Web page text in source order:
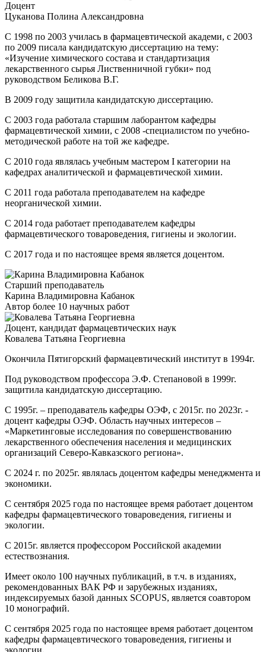
Доцент
Цуканова Полина Александровна
С 1998 по 2003 училась в фармацевтической академи, с 2003
по 2009 писала кандидатскую диссертацию на тему:
«Изучение химического состава и стандартизация
лекарственного сырья Лиственничной губки» под
руководством Беликова В.Г.
В 2009 году защитила кандидатскую диссертацию.
С 2003 года работала старшим лаборантом кафедры
фармацевтической химии, с 2008 -специалистом по учебно-
методической работе на той же кафедре.
С 2010 года являлась учебным мастером I категории на
кафедрах аналитической и фармацевтической химии.
С 2011 года работала преподавателем на кафедре
неорганической химии.
С 2014 года работает преподавателем кафедры
фармацевтического товароведения, гигиены и экологии.
С 2017 года и по настоящее время является доцентом.
Старший преподаватель
Карина Владимировна Кабанок
Автор более 10 научных работ
Доцент, кандидат фармацевтических наук
Ковалева Татьяна Георгиевна
Окончила Пятигорский фармацевтический институт в 1994г.
Под руководством профессора Э.Ф. Степановой в 1999г.
защитила кандидатскую диссертацию.
С 1995г. – преподаватель кафедры ОЭФ, с 2015г. по 2023г. -
доцент кафедры ОЭФ. Область научных интересов –
«Маркетинговые исследования по совершенствованию
лекарственного обеспечения населения и медицинских
организаций Северо-Кавказского региона».
С 2024 г. по 2025г. являлась доцентом кафедры менеджмента и
экономики.
С сентября 2025 года по настоящее время работает доцентом
кафедры фармацевтического товароведения, гигиены и
экологии.
С 2015г. является профессором Российской академии
естествознания.
Имеет около 100 научных публикаций, в т.ч. в изданиях,
рекомендованных ВАК РФ и зарубежных изданиях,
индексируемых базой данных SCOPUS, является соавтором
10 монографий.
С сентября 2025 года по настоящее время работает доцентом
кафедры фармацевтического товароведения, гигиены и